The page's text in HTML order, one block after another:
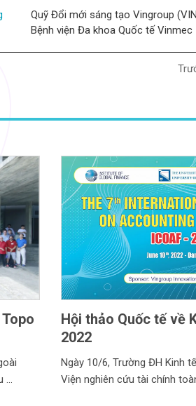
Quỹ Đổi mới sáng tạo Vingroup
Bệnh viện Đa khoa Quốc tế Vinmec
Hội thảo Quốc tế về
2022
Ngày 10/6, Trường ĐH Kinh
Viện nghiên cứu tài chính